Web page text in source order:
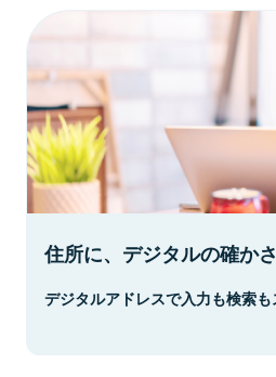
住所に、デジタルの確かさ
デジタルアドレスで入力も検索も